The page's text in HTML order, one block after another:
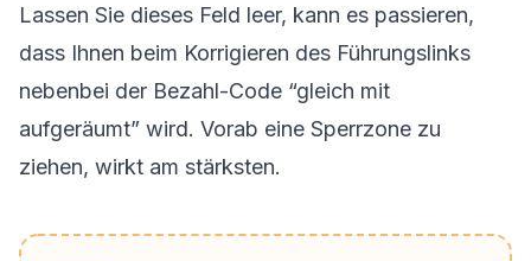
Lassen Sie dieses Feld leer, kann es passieren,
dass Ihnen beim Korrigieren des Führungslinks
nebenbei der Bezahl-Code “gleich mit
aufgeräumt” wird. Vorab eine Sperrzone zu
ziehen, wirkt am stärksten.